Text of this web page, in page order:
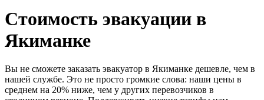
Стоимость эвакуации в
Якиманке
Вы не сможете заказать эвакуатор в Якиманке дешевле, чем в
нашей службе. Это не просто громкие слова: наши цены в
среднем на 20% ниже, чем у других перевозчиков в